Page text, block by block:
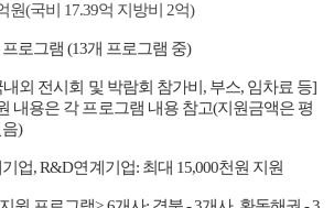
원(국비 17.39억 지방비 2억)
로그램 (13개 프로그램 중)
시회 및 박람회 참가비, 부스, 임차료 등]
각 프로그램 내용 참고(지원금액은 평
)
연계기업: 최대 15,000천원 지원